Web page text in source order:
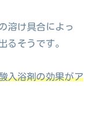
溶け具合によっ
るそうです。
入浴剤の効果がア